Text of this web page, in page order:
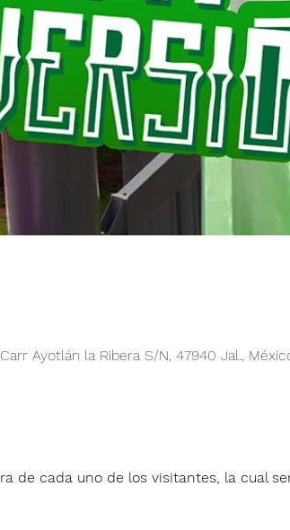
Ayotlán la Ribera S/N, 47940 Jal.,
de cada uno de los visitantes, la cual